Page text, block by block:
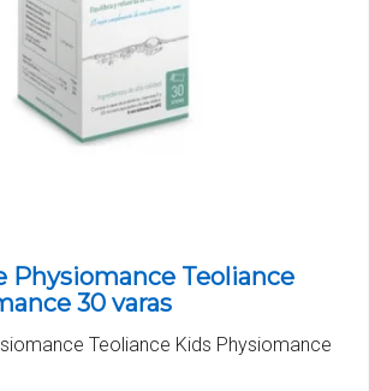
Physiomance Teoliance
30 varas
Teoliance Kids Physiomance